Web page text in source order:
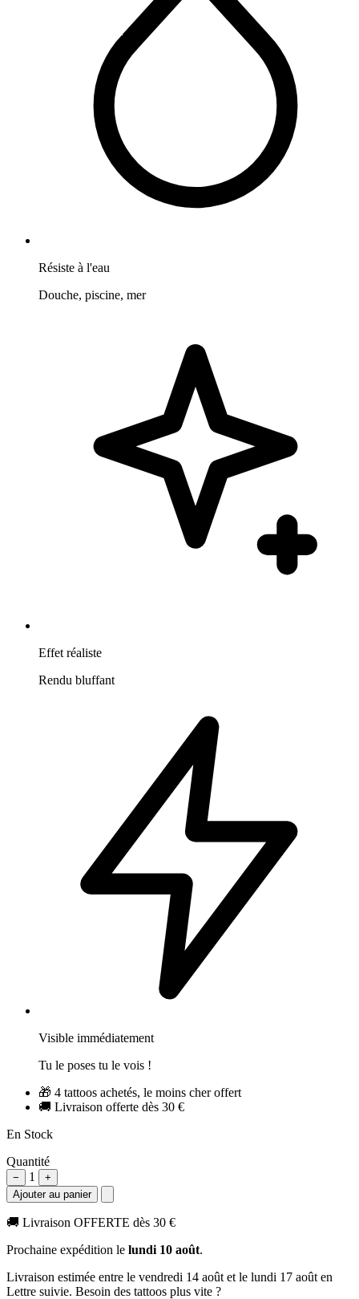
Résiste à l'eau
Douche, piscine, mer
Effet réaliste
Rendu bluffant
Visible immédiatement
Tu le poses tu le vois !
🎁 4 tattoos achetés, le moins cher offert
🚚 Livraison offerte dès 30 €
En Stock
Quantité
− 1
+
Ajouter au panier
🚚 Livraison OFFERTE dès 30 €
Prochaine expédition le lundi 10 août.
Livraison estimée entre le vendredi 14 août et le lundi 17 août en
Lettre suivie. Besoin des tattoos plus vite ?